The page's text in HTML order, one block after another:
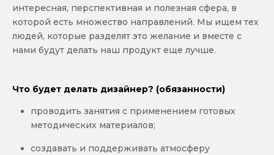
интересная, перспективная и полезная сфера, в
которой есть множество направлений. Мы ищем тех
людей, которые разделят это желание и вместе с
нами будут делать наш продукт еще лучше.
Что будет делать дизайнер? (обязанности)
проводить занятия с применением готовых
методических материалов;
создавать и поддерживать атмосферу